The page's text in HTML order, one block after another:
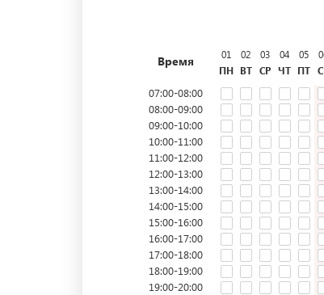
Время
01
ПН
02
ВТ
03
СР
04
ЧТ
05
ПТ
07:00-08:00
08:00-09:00
09:00-10:00
10:00-11:00
11:00-12:00
12:00-13:00
13:00-14:00
14:00-15:00
15:00-16:00
16:00-17:00
17:00-18:00
18:00-19:00
19:00-20:00